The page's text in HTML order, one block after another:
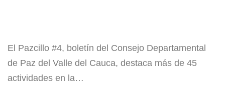
El Pazcillo #4, boletín del Consejo Departamental
de Paz del Valle del Cauca, destaca más de 45
actividades en la…